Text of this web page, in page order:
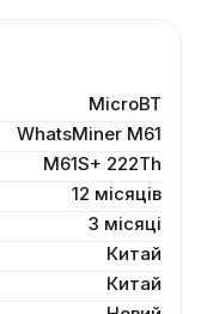
MicroBT
WhatsMiner M61
M61S+ 222Th
12 місяців
3 місяці
Китай
Китай